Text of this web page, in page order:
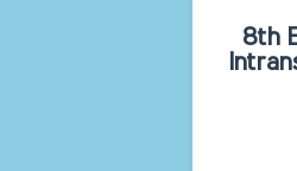
8th